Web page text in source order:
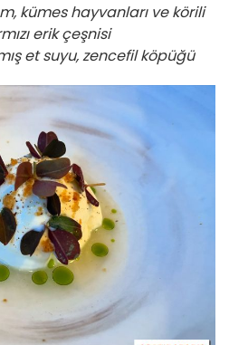
kümes hayvanları ve körili
erik çeşnisi
et suyu, zencefil köpüğü